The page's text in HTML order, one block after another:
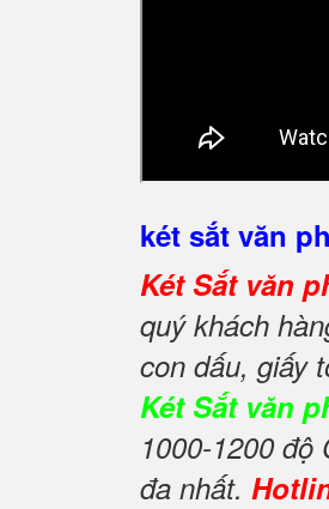
két sắt văn
Két Sắt văn
quý khách
con dấu, giấy
Két Sắt văn
1000-1200
đa nhất.